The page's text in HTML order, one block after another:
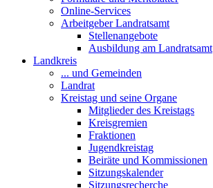
Online-Services
Arbeitgeber Landratsamt
Stellenangebote
Ausbildung am Landratsamt
Landkreis
... und Gemeinden
Landrat
Kreistag und seine Organe
Mitglieder des Kreistags
Kreisgremien
Fraktionen
Jugendkreistag
Beiräte und Kommissionen
Sitzungskalender
Sitzungsrecherche